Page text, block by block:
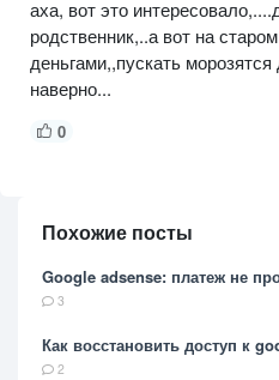
аха, вот это
родственник,..а вот на
деньгами,,пускать
наверно...
0
Похожие посты
Google adsense: платеж не
3
Как восстановить доступ к
2